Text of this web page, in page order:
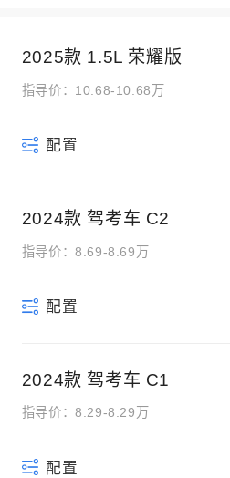
2025款 1.5L 荣耀版
指导价：10.68-10.68万
配置
2024款 驾考车 C2
指导价：8.69-8.69万
配置
2024款 驾考车 C1
指导价：8.29-8.29万
配置